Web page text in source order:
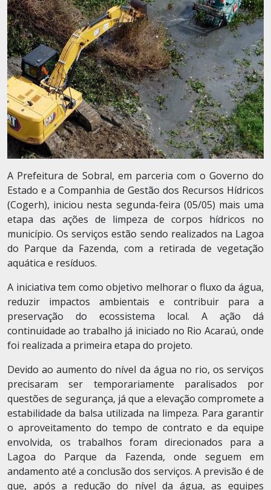
A Prefeitura de Sobral, em parceria com o Governo do
Estado e a Companhia de Gestão dos Recursos Hídricos
(Cogerh), iniciou nesta segunda-feira (05/05) mais uma
etapa das ações de limpeza de corpos hídricos no
município. Os serviços estão sendo realizados na Lagoa
do Parque da Fazenda, com a retirada de vegetação
aquática e resíduos.
A iniciativa tem como objetivo melhorar o fluxo da água,
reduzir impactos ambientais e contribuir para a
preservação do ecossistema local. A ação dá
continuidade ao trabalho já iniciado no Rio Acaraú, onde
foi realizada a primeira etapa do projeto.
Devido ao aumento do nível da água no rio, os serviços
precisaram ser temporariamente paralisados por
questões de segurança, já que a elevação compromete a
estabilidade da balsa utilizada na limpeza. Para garantir
o aproveitamento do tempo de contrato e da equipe
envolvida, os trabalhos foram direcionados para a
Lagoa do Parque da Fazenda, onde seguem em
andamento até a conclusão dos serviços. A previsão é de
que, após a redução do nível da água, as equipes